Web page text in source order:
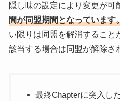
隠し味の設定により変更が可
間が同盟期間となっています
い限りは同盟を解消すること
該当する場合は同盟が解除さ
最終Chapterに突入し